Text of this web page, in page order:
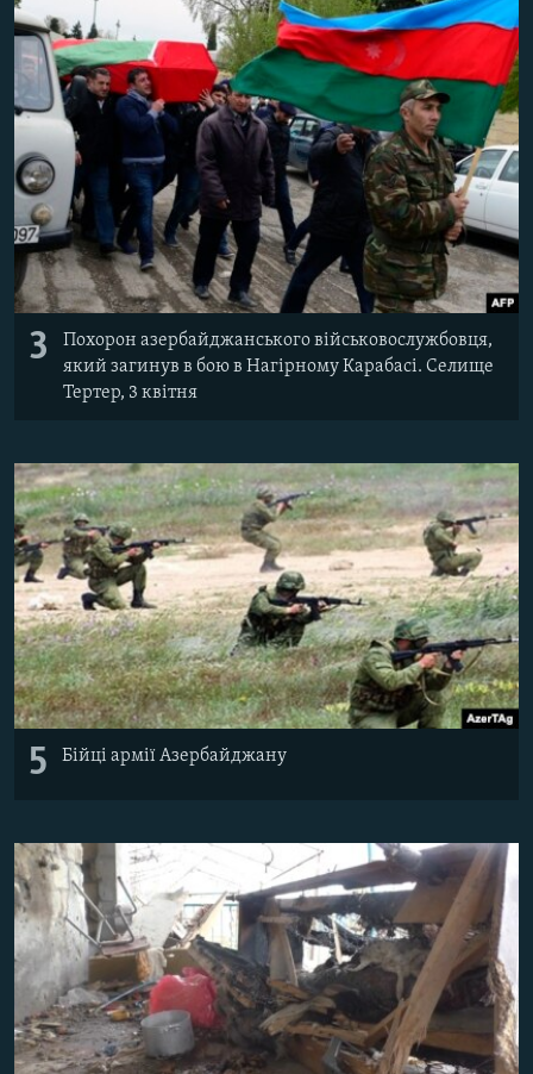
3
Похорон азербайджанського військовослужбовця,
який загинув в бою в Нагірному Карабасі. Селище
Тертер, 3 квітня
5 Бійці армії Азербайджану